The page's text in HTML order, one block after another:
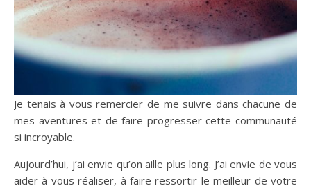
Je tenais à vous remercier de me suivre dans chacune de
mes aventures et de faire progresser cette communauté
si incroyable.
Aujourd’hui, j’ai envie qu’on aille plus long. J’ai envie de vous
aider à vous réaliser, à faire ressortir le meilleur de votre